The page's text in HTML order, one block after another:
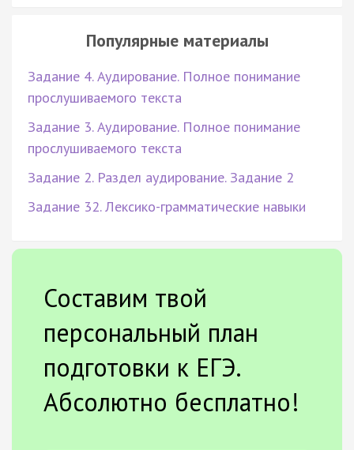
Популярные материалы
Задание 4. Аудирование. Полное понимание
прослушиваемого текста
Задание 3. Аудирование. Полное понимание
прослушиваемого текста
Задание 2. Раздел аудирование. Задание 2
Задание 32. Лексико-грамматические навыки
Составим твой
персональный план
подготовки к ЕГЭ.
Абсолютно бесплатно!